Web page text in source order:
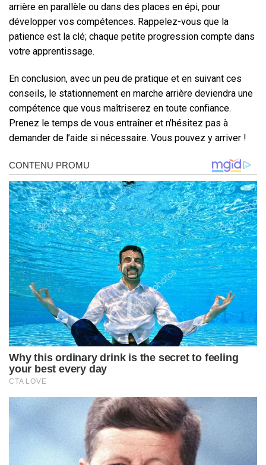
arrière en parallèle ou dans des places en épi, pour
développer vos compétences. Rappelez-vous que la
patience est la clé; chaque petite progression compte dans
votre apprentissage.
En conclusion, avec un peu de pratique et en suivant ces
conseils, le stationnement en marche arrière deviendra une
compétence que vous maîtriserez en toute confiance.
Prenez le temps de vous entraîner et n’hésitez pas à
demander de l’aide si nécessaire. Vous pouvez y arriver !